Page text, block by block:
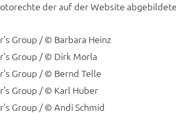
der auf der Website
Group / © Barbara Heinz
Group / © Dirk Morla
Group / © Bernd Telle
Group / © Karl Huber
Group / © Andi Schmid